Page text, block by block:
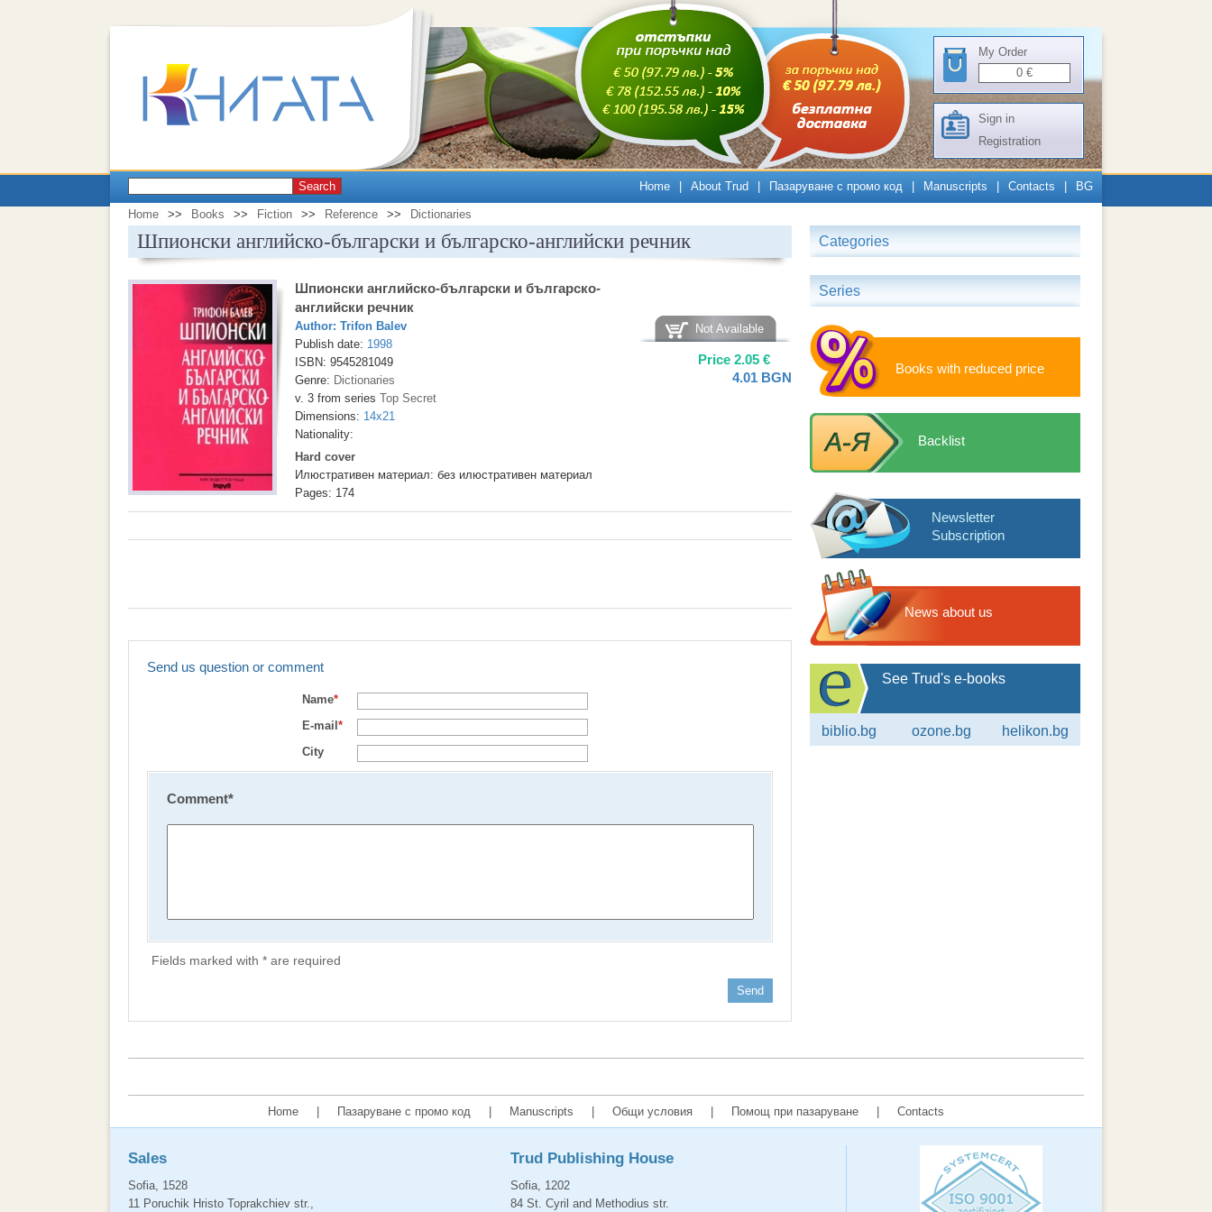
My Order
0 €
Sign in
Registration
Search Home About Trud Пазаруване с промо код Manuscripts Contacts BG
Home >> Books >> Fiction >> Reference >> Dictionaries
Шпионски английско-български и българско-английски речник
Шпионски английско-български и българско-
английски речник
Author: Trifon Balev
Publish date: 1998
ISBN: 9545281049
Genre: Dictionaries
v. 3 from series Top Secret
Dimensions: 14x21
Nationality:
Hard cover
Илюстративен материал: без илюстративен материал
Pages: 174
Not Available
Price 2.05 €
4.01 BGN
Send us question or comment
Name*
E-mail *
City
Comment*
Fields marked with * are required
Send
Categories
Series
Books with reduced price
Backlist
Newsletter
Subscription
News about us
See Trud's e-books
biblio.bg ozone.bg helikon.bg
Home Пазаруване с промо код Manuscripts Общи условия Помощ при пазаруване Contacts
Sales
Sofia, 1528
11 Poruchik Hristo Toprakchiev str.,
Trud Publishing House
Sofia, 1202
84 St. Cyril and Methodius str.